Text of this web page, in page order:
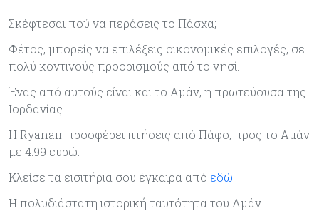
Σκέφτεσαι πού να περάσεις το Πάσχα;
Φέτος, μπορείς να επιλέξεις οικονομικές επιλογές, σε
πολύ κοντινούς προορισμούς από το νησί.
Ένας από αυτούς είναι και το Αμάν, η πρωτεύουσα της
Ιορδανίας.
Η Ryanair προσφέρει πτήσεις από Πάφο, προς το Αμάν
με 4.99 ευρώ.
Κλείσε τα εισιτήρια σου έγκαιρα από εδώ
Η πολυδιάστατη ιστορική ταυτότητα του Αμάν